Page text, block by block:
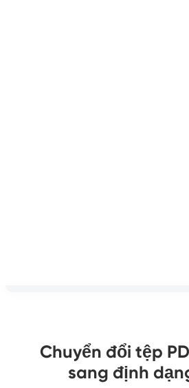
Chuyển đổi tệp
sang định